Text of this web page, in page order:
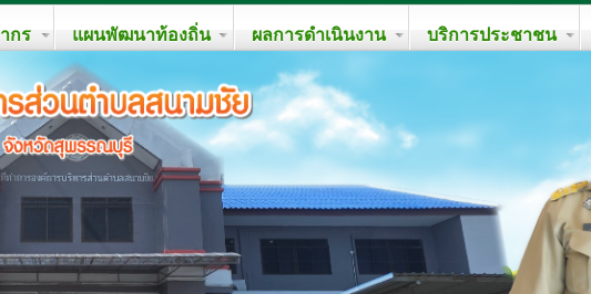
กร แผนพัฒนาท้องถิ่น ผลการดำเนินงาน บริการประชาชน